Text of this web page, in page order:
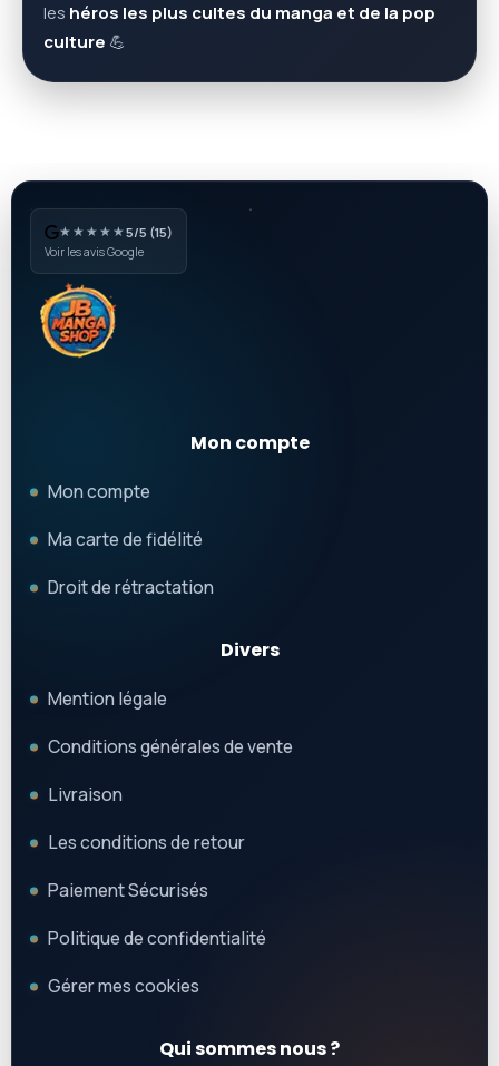
les héros les plus cultes du manga et de la pop
culture 💪
★★★★★5/5 (15)
Voir les avis Google
Mon compte
Mon compte
Ma carte de fidélité
Droit de rétractation
Divers
Mention légale
Conditions générales de vente
Livraison
Les conditions de retour
Paiement Sécurisés
Politique de confidentialité
Gérer mes cookies
Qui sommes nous ?